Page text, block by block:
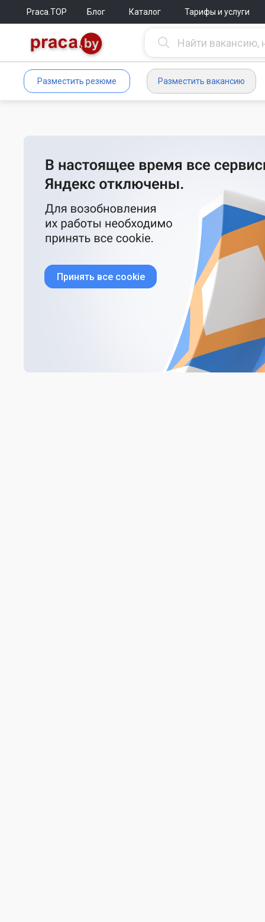
Praca.TOP Блог Каталог Тарифы и услуги
Разместить резюме Разместить вакансию
Принять все cookie